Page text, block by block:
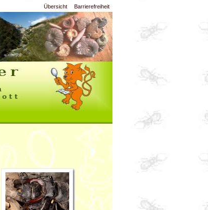
Übersicht Barrierefreiheit